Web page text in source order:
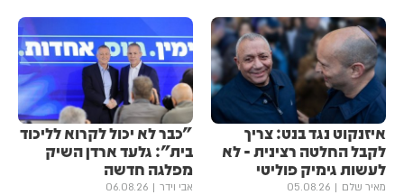
איזנקוט נגד בנט: צריך
לקבל החלטה רצינית - לא
לעשות גימיק פוליטי
מאיר שלם 05.08.26
"כבר לא יכול לקרוא לליכוד
בית": גלעד ארדן השיק
מפלגה חדשה
אבי וידר 06.08.26